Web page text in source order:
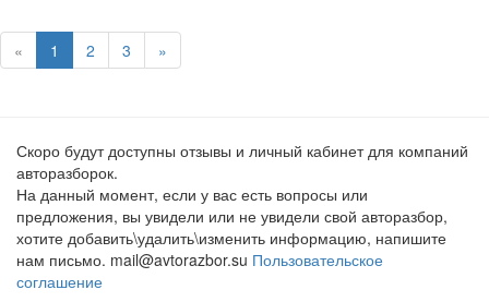
« 1 2 3 »
Скоро будут доступны отзывы и личный кабинет для компаний
авторазборок.
На данный момент, если у вас есть вопросы или
предложения, вы увидели или не увидели свой авторазбор,
хотите добавить\удалить\изменить информацию, напишите
нам письмо. mail@avtorazbor.su Пользовательское
соглашение